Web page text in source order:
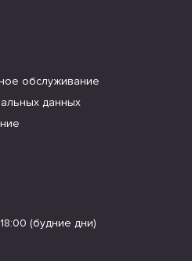
обслуживание
данных
(будние дни)